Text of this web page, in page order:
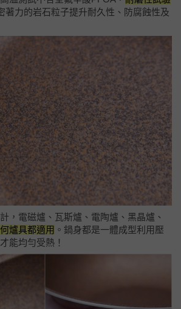
著力的岩石粒子提升耐久性、防腐蝕性及
，電磁爐、瓦斯爐、電陶爐、黑晶爐、
爐具都適用 。鍋身都是一體成型利用壓
能均勻受熱！